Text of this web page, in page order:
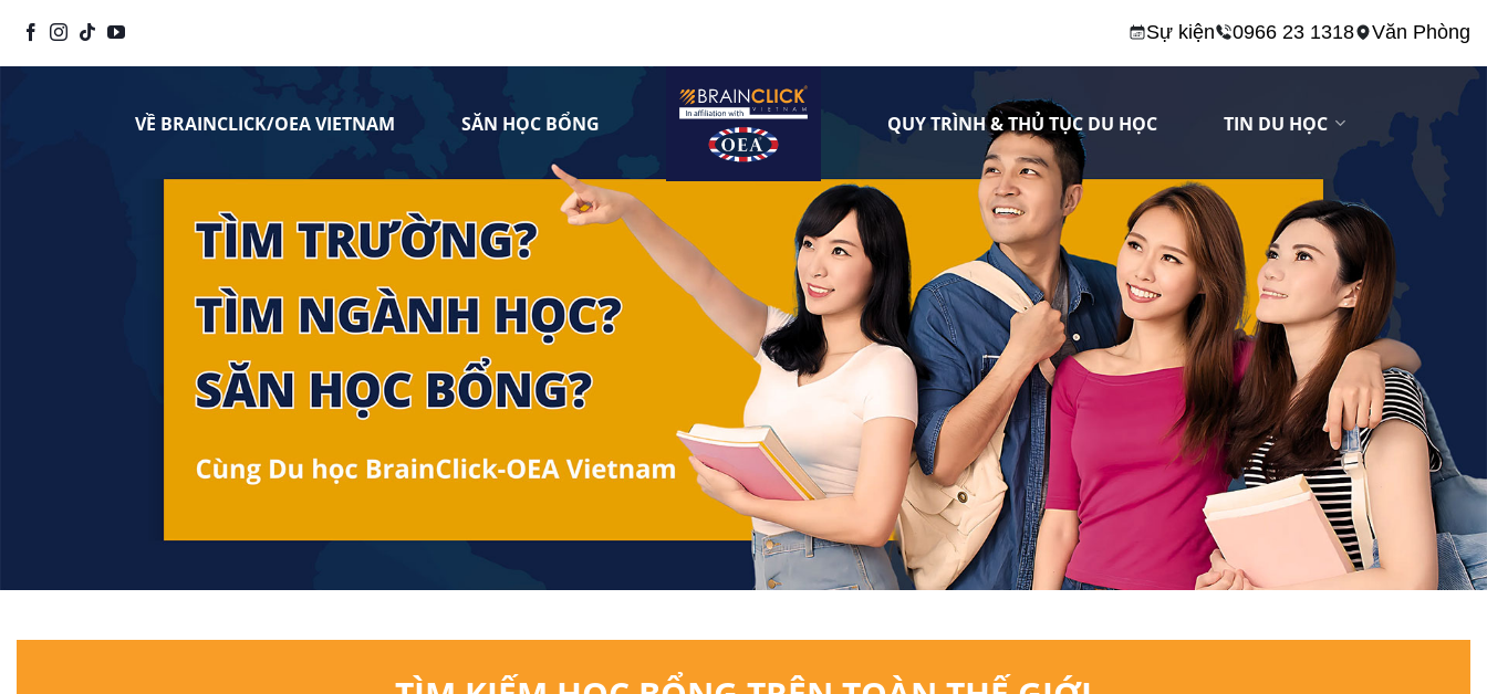
đến
nội
Sự kiện 0966 23 1318 Văn Phòng
VỀ BRAINCLICK/OEA VIETNAM SĂN HỌC BỔNG QUY TRÌNH & THỦ TỤC DU HỌC TIN DU HỌC